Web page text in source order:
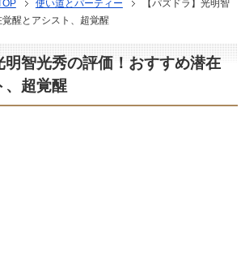
使い道とパーティー
【パズドラ】光明智
醒とアシスト、超覚醒
明智光秀の評価！おすすめ潜在
、超覚醒